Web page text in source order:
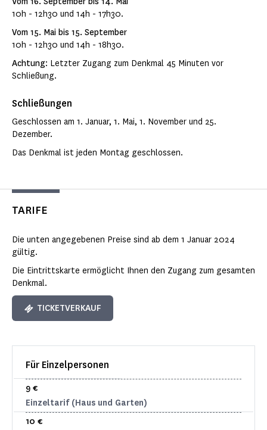
10h - 12h30 und 14h - 17h30.
Vom 15. Mai bis 15. September
10h - 12h30 und 14h - 18h30.
Achtung: Letzter Zugang zum Denkmal 45 Minuten vor
Schließung.
Schließungen
Geschlossen am 1. Januar, 1. Mai, 1. November und 25.
Dezember.
Das Denkmal ist jeden Montag geschlossen.
TARIFE
Die unten angegebenen Preise sind ab dem 1 Januar 2024
gültig.
Die Eintrittskarte ermöglicht Ihnen den Zugang zum gesamten
Denkmal.
TICKETVERKAUF
Für Einzelpersonen
Einzeltarif (Haus und Garten)
9 €
10 €